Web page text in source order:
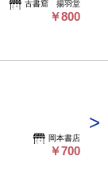
古書窟 揚羽堂
￥800
岡本書店
￥700